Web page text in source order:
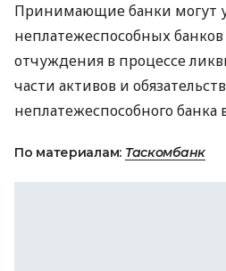
Принимающие банки могут
неплатежеспособных
отчуждения в процессе
части активов и обязательств
неплатежеспособного банка
По материалам: Таскомбанк